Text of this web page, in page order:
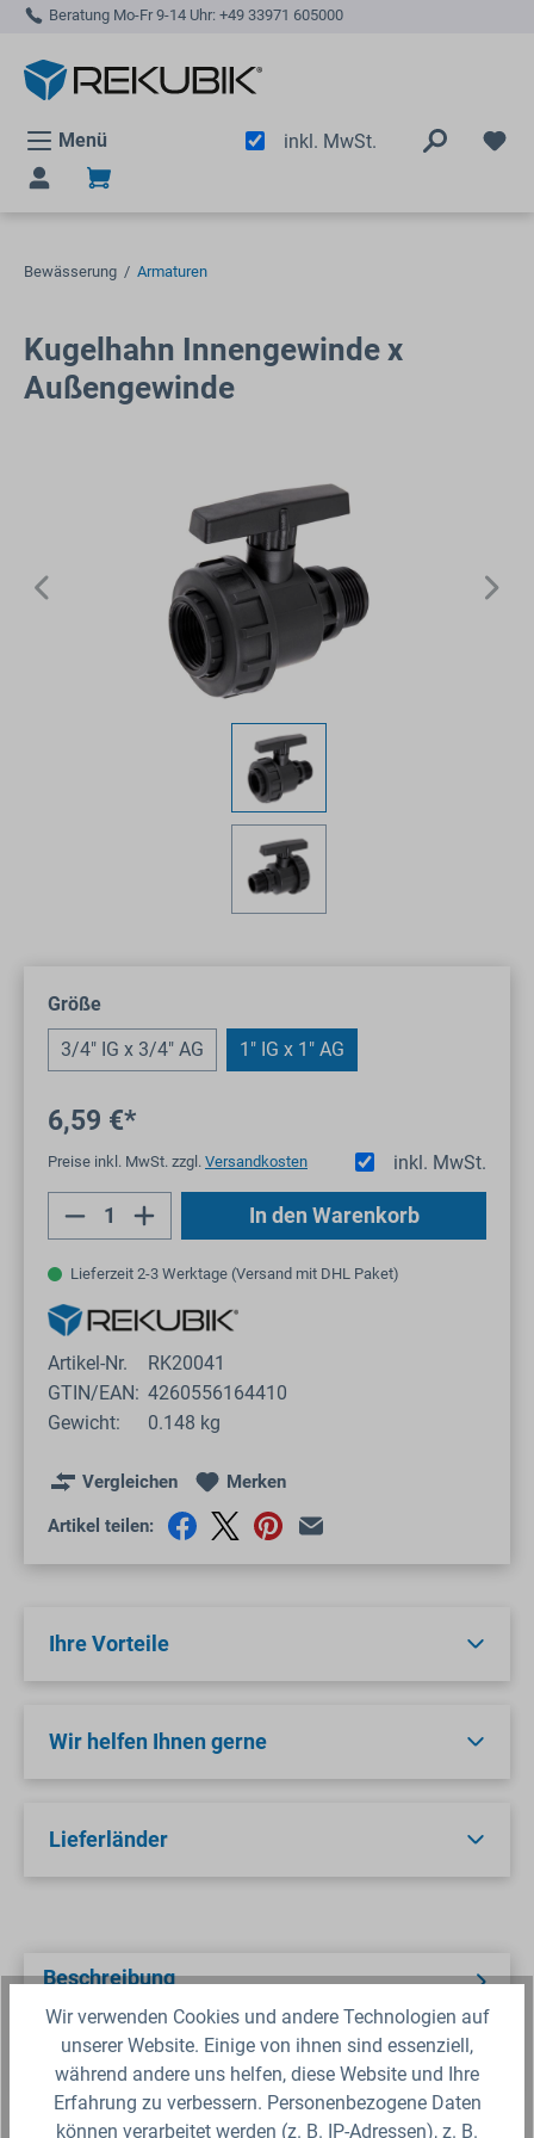
springen
Beratung Mo-Fr 9-14 Uhr: +49 33971 605000
Menü inkl. MwSt.
Bewässerung / Armaturen
Kugelhahn Innengewinde x
Außengewinde
Größeauswählen
3/4" IG x 3/4" AG 1" IG x 1" AG
6,59 €*
inkl. MwSt.
Preise inkl. MwSt. zzgl. Versandkosten
Produkt Anzahl: Gib den gewünschten
In den Warenkorb
Lieferzeit 2-3 Werktage (Versand mit DHL Paket)
Artikel-Nr.
RK20041
GTIN/EAN: 4260556164410
Gewicht:
0.148 kg
Vergleichen Merken
Artikel teilen:
Ihre Vorteile
Wir helfen Ihnen gerne
Lieferländer
Beschreibung
Der Kugelhahn aus PP (Polypropylen) ist
geeignet um den Wasserfluss bei Anlagen zu
regulieren, zum Beispiel in der Aquaristi…
Wir verwenden Cookies und andere Technologien auf
unserer Website. Einige von ihnen sind essenziell,
während andere uns helfen, diese Website und Ihre
Erfahrung zu verbessern. Personenbezogene Daten
können verarbeitet werden (z. B. IP-Adressen), z. B.